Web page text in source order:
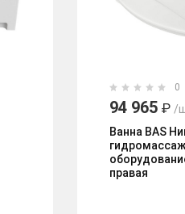
0
94 965 ₽ /
Ванна BAS
правая